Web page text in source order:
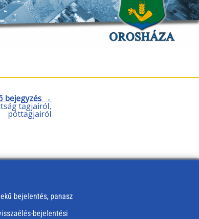
bejegyzés →
tagjairól,
póttagjairól
bejelentés, panasz
bejelentési